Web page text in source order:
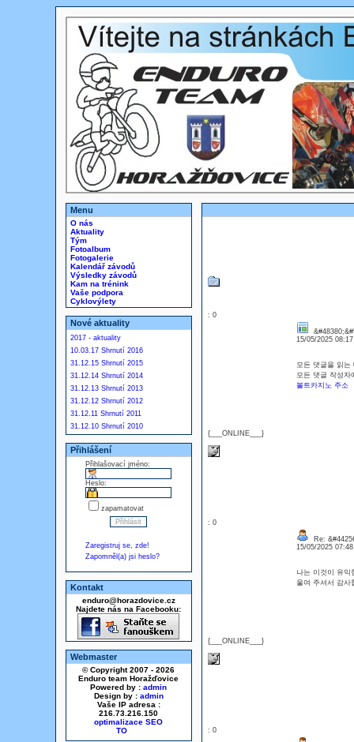
Menu
O nás
Aktuality
Tým
Fotoalbum
Fotogalerie
Kalendář závodů
Výsledky závodů
Kam na trénink
Vaše podpora
Cyklovýlety
Nové aktuality
2017 - aktuality
10.03.17 Shrnutí 2016
31.12.15 Shrnutí 2015
31.12.14 Shrnutí 2014
31.12.13 Shrnutí 2013
31.12.12 Shrnutí 2012
31.12.11 Shrnutí 2011
31.12.10 Shrnutí 2010
Přihlášení
Přihlašovací jméno:
Heslo:
zapamatovat
Zaregistruj se, zde!
Zapomněl(a) jsi heslo?
Kontakt
enduro@horazdovice.cz
Najdete nás na Facebooku:
Webmaster
© Copyright 2007 - 2026
Enduro team Horažďovice
Powered by : admin
Design by : admin
Vaše IP adresa :
216.73.216.150
optimalizace SEO
: 0
{___ONLINE___}
15/05/2025
모든 댓글을 읽는
모든 댓글 작성자
볼트카지노 주소
: 0
{___ONLINE___}
Re:
15/05/2025
나는 이것이 유익
울여 주셔서
: 0